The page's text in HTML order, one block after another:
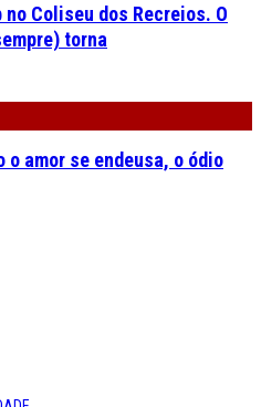
no Coliseu dos Recreios. O
torna
o amor se endeusa, o ódio